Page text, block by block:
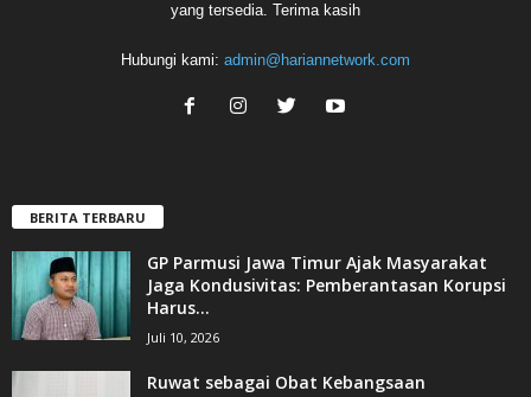
yang tersedia. Terima kasih
Hubungi kami: admin@hariannetwork.com
BERITA TERBARU
GP Parmusi Jawa Timur Ajak Masyarakat
Jaga Kondusivitas: Pemberantasan Korupsi
Harus...
Juli 10, 2026
Ruwat sebagai Obat Kebangsaan